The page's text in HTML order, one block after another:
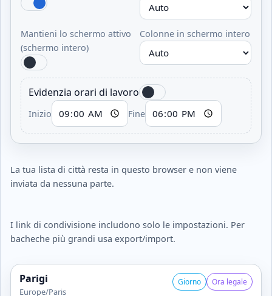
Mantieni lo schermo attivo
(schermo intero)
Colonne in schermo intero
Evidenzia orari di lavoro
Inizio Fine
La tua lista di città resta in questo browser e non viene
inviata da nessuna parte.
I link di condivisione includono solo le impostazioni. Per
bacheche più grandi usa export/import.
Parigi
Europe/Paris
Giorno Ora legale